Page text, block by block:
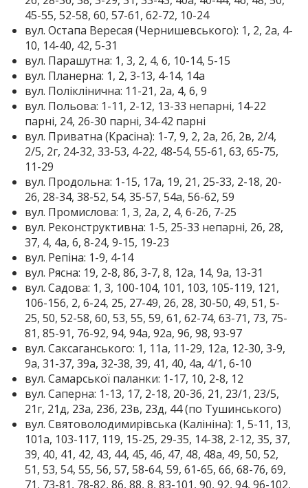
45-55, 52-58, 60, 57-61, 62-72, 10-24
вул. Остапа Вересая (Чернишевського): 1, 2, 2а, 4-
10, 14-40, 42, 5-31
вул. Парашутна: 1, 3, 2, 4, 6, 10-14, 5-15
вул. Планерна: 1, 2, 3-13, 4-14, 14а
вул. Поліклінична: 11-21, 2а, 4, 6, 9
вул. Польова: 1-11, 2-12, 13-33 непарні, 14-22
парні, 24, 26-30 парні, 34-42 парні
вул. Приватна (Красіна): 1-7, 9, 2, 2а, 2б, 2в, 2/4,
2/5, 2г, 24-32, 33-53, 4-22, 48-54, 55-61, 63, 65-75,
11-29
вул. Продольна: 1-15, 17а, 19, 21, 25-33, 2-18, 20-
26, 28-34, 38-52, 54, 35-57, 54а, 56-62, 59
вул. Промислова: 1, 3, 2а, 2, 4, 6-26, 7-25
вул. Реконструктивна: 1-5, 25-33 непарні, 26, 28,
37, 4, 4а, 6, 8-24, 9-15, 19-23
вул. Репіна: 1-9, 4-14
вул. Рясна: 19, 2-8, 8б, 3-7, 8, 12а, 14, 9а, 13-31
вул. Садова: 1, 3, 100-104, 101, 103, 105-119, 121,
106-156, 2, 6-24, 25, 27-49, 26, 28, 30-50, 49, 51, 5-
25, 50, 52-58, 60, 53, 55, 59, 61, 62-74, 63-71, 73, 75-
81, 85-91, 76-92, 94, 94а, 92а, 96, 98, 93-97
вул. Саксаганського: 1, 11а, 11-29, 12а, 12-30, 3-9,
9а, 31-37, 39а, 32-38, 39, 41, 40, 4а, 4/1, 6-10
вул. Самарської паланки: 1-17, 10, 2-8, 12
вул. Саперна: 1-13, 17, 2-18, 20-36, 21, 23/1, 23/5,
21г, 21д, 23а, 23б, 23в, 23д, 44 (по Тушинського)
вул. Святоволодимирівська (Калініна): 1, 5-11, 13,
101а, 103-117, 119, 15-25, 29-35, 14-38, 2-12, 35, 37,
39, 40, 41, 42, 43, 44, 45, 46, 47, 48, 48а, 49, 50, 52,
51, 53, 54, 55, 56, 57, 58-64, 59, 61-65, 66, 68-76, 69,
71, 73-81, 78-82, 86, 88, 8, 83-101, 90, 92, 94, 96-102,